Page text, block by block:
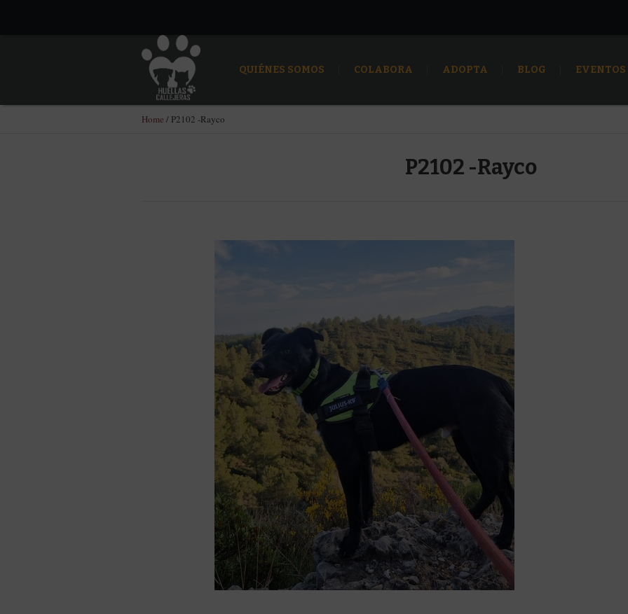
QUIÉNES SOMOS COLABORA ADOPTA BLOG EVENTOS
Home / P2102 -Rayco
P2102 -Rayco